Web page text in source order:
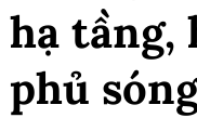
hạ tầng,
phủ